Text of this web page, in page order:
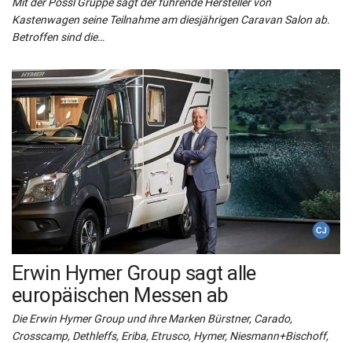
Kastenwagen seine Teilnahme am diesjährigen Caravan Salon ab.
Betroffen sind die…
Erwin Hymer Group sagt alle
europäischen Messen ab
Die Erwin Hymer Group und ihre Marken Bürstner, Carado,
Crosscamp, Dethleffs, Eriba, Etrusco, Hymer, Niesmann+Bischoff,